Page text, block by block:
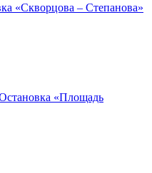
«Скворцова – Степанова»
«Площадь